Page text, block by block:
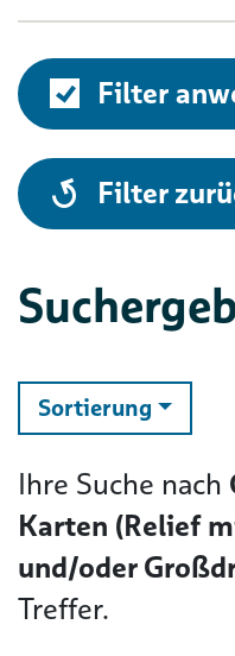
Filter
alle
Filter
Sortierung ändern
Ihre Suche nach
Karten (Relief
und/oder
Treffer.